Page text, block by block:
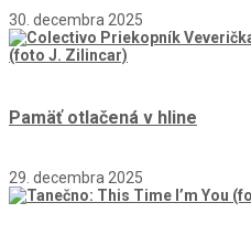
30. decembra 2025
Pamäť otlačená v hline
29. decembra 2025